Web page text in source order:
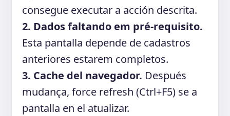
consegue executar a acción descrita.
2. Dados faltando em pré-requisito.
Esta pantalla depende de cadastros
anteriores estarem completos.
3. Cache del navegador. Después
mudança, force refresh (Ctrl+F5) se a
pantalla en el atualizar.